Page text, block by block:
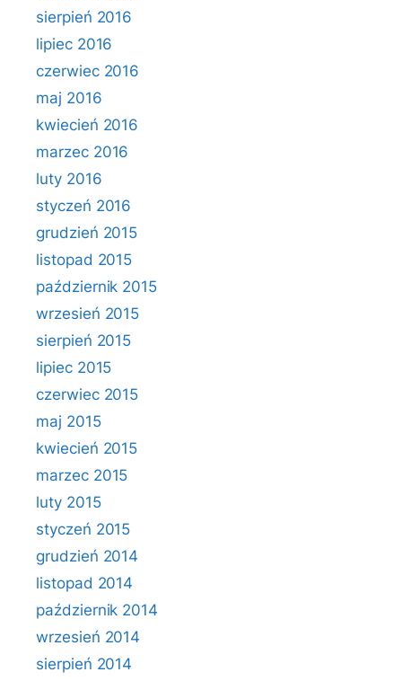
sierpień 2016
lipiec 2016
czerwiec 2016
maj 2016
kwiecień 2016
marzec 2016
luty 2016
styczeń 2016
grudzień 2015
listopad 2015
październik 2015
wrzesień 2015
sierpień 2015
lipiec 2015
czerwiec 2015
maj 2015
kwiecień 2015
marzec 2015
luty 2015
styczeń 2015
grudzień 2014
listopad 2014
październik 2014
wrzesień 2014
sierpień 2014